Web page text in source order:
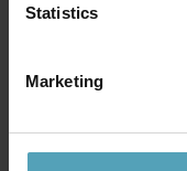
Statistics
Marketing